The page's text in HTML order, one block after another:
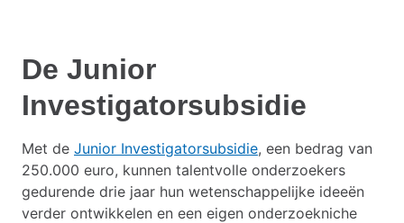
De Junior
Investigatorsubsidie
Met de Junior Investigatorsubsidie, een bedrag van
250.000 euro, kunnen talentvolle onderzoekers
gedurende drie jaar hun wetenschappelijke ideeën
verder ontwikkelen en een eigen onderzoekniche